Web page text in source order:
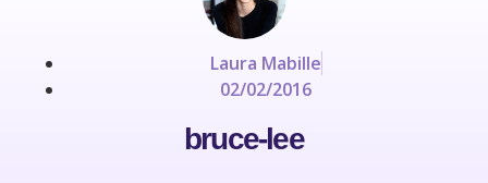
Laura Mabille
02/02/2016
bruce-lee